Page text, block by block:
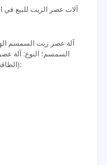
آلات عصر الزيت للبيع في
آلة عصر زيت السمسم
الطاقة: 55 كيلو وات؛ الأبعاد (الطول * العرض * الارتفاع):